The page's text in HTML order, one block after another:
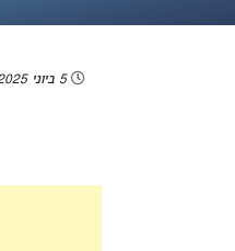
5 ביוני 2025